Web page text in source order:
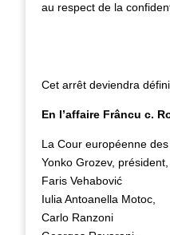
au respect de la
Cet arrêt deviendra
En l’affaire Frâncu c.
La Cour européenne
Yonko Grozev, président,
Faris Vehabović
Iulia Antoanella Motoc,
Carlo Ranzoni